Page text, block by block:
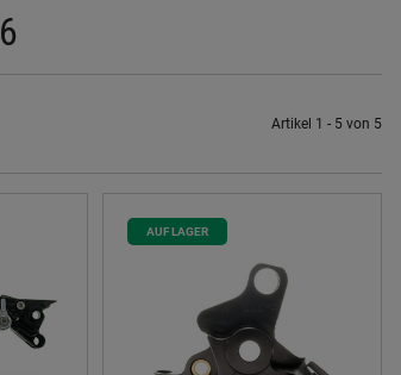
Artikel 1 - 5 von 5
AUF LAGER